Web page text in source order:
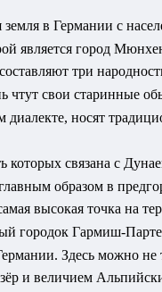
земля в Германии с
является город
три
чтут свои старинные
диалекте, носят
которых связана с
образом в
высокая точка на
городок Гармиш-
Здесь можно не
и величием